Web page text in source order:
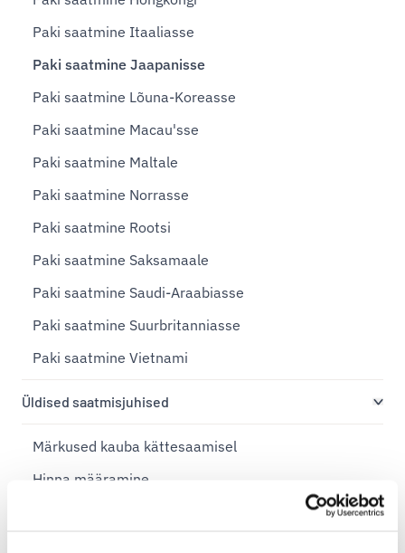
Paki saatmine Itaaliasse
Paki saatmine Jaapanisse
Paki saatmine Lõuna-Koreasse
Paki saatmine Macau'sse
Paki saatmine Maltale
Paki saatmine Norrasse
Paki saatmine Rootsi
Paki saatmine Saksamaale
Paki saatmine Saudi-Araabiasse
Paki saatmine Suurbritanniasse
Paki saatmine Vietnami
Üldised saatmisjuhised
Märkused kauba kättesaamisel
Hinna määramine